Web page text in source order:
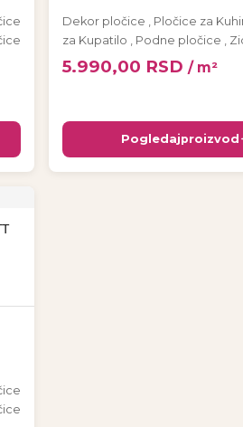
Dekor pločice Pločice za
za Kupatilo
Podne pločice
5.990,00 RSD / m²
Pogledajproizvod